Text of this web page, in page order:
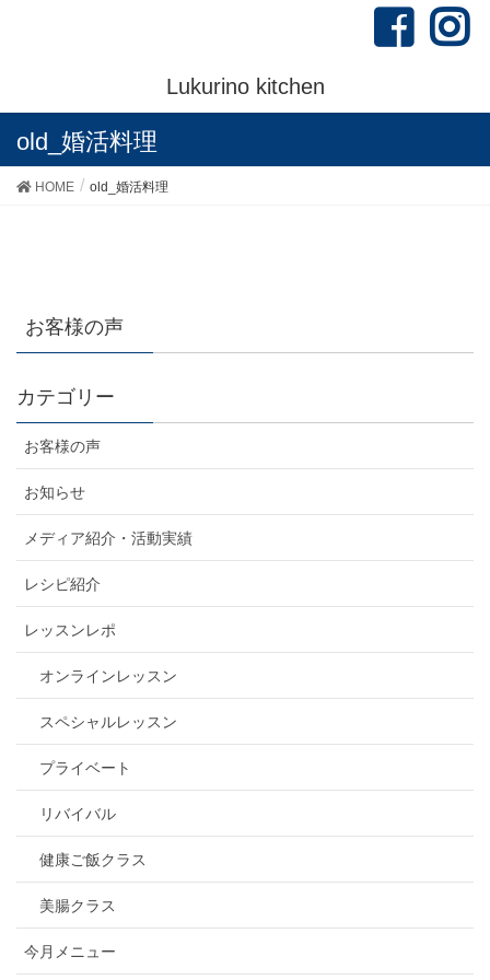
Lukurino kitchen
old_婚活料理
HOME old_婚活料理
お客様の声
カテゴリー
お客様の声
お知らせ
メディア紹介・活動実績
レシピ紹介
レッスンレポ
オンラインレッスン
スペシャルレッスン
プライベート
リバイバル
健康ご飯クラス
美腸クラス
今月メニュー